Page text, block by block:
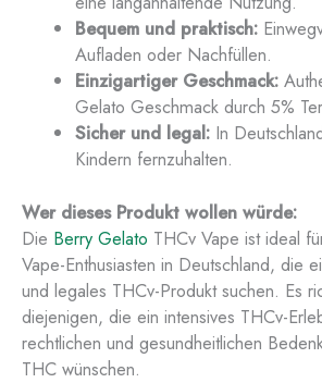
Bequem und praktisch:
Aufladen oder Nachfüllen.
Einzigartiger Geschmack:
Gelato Geschmack durch 5%
Sicher und legal: In
Kindern fernzuhalten.
Wer dieses Produkt wollen würde:
Die Berry Gelato THCv Vape ist ideal
Vape-Enthusiasten in Deutschland, die
und legales THCv-Produkt suchen. Es
diejenigen, die ein intensives THCv-
rechtlichen und gesundheitlichen
THC wünschen.